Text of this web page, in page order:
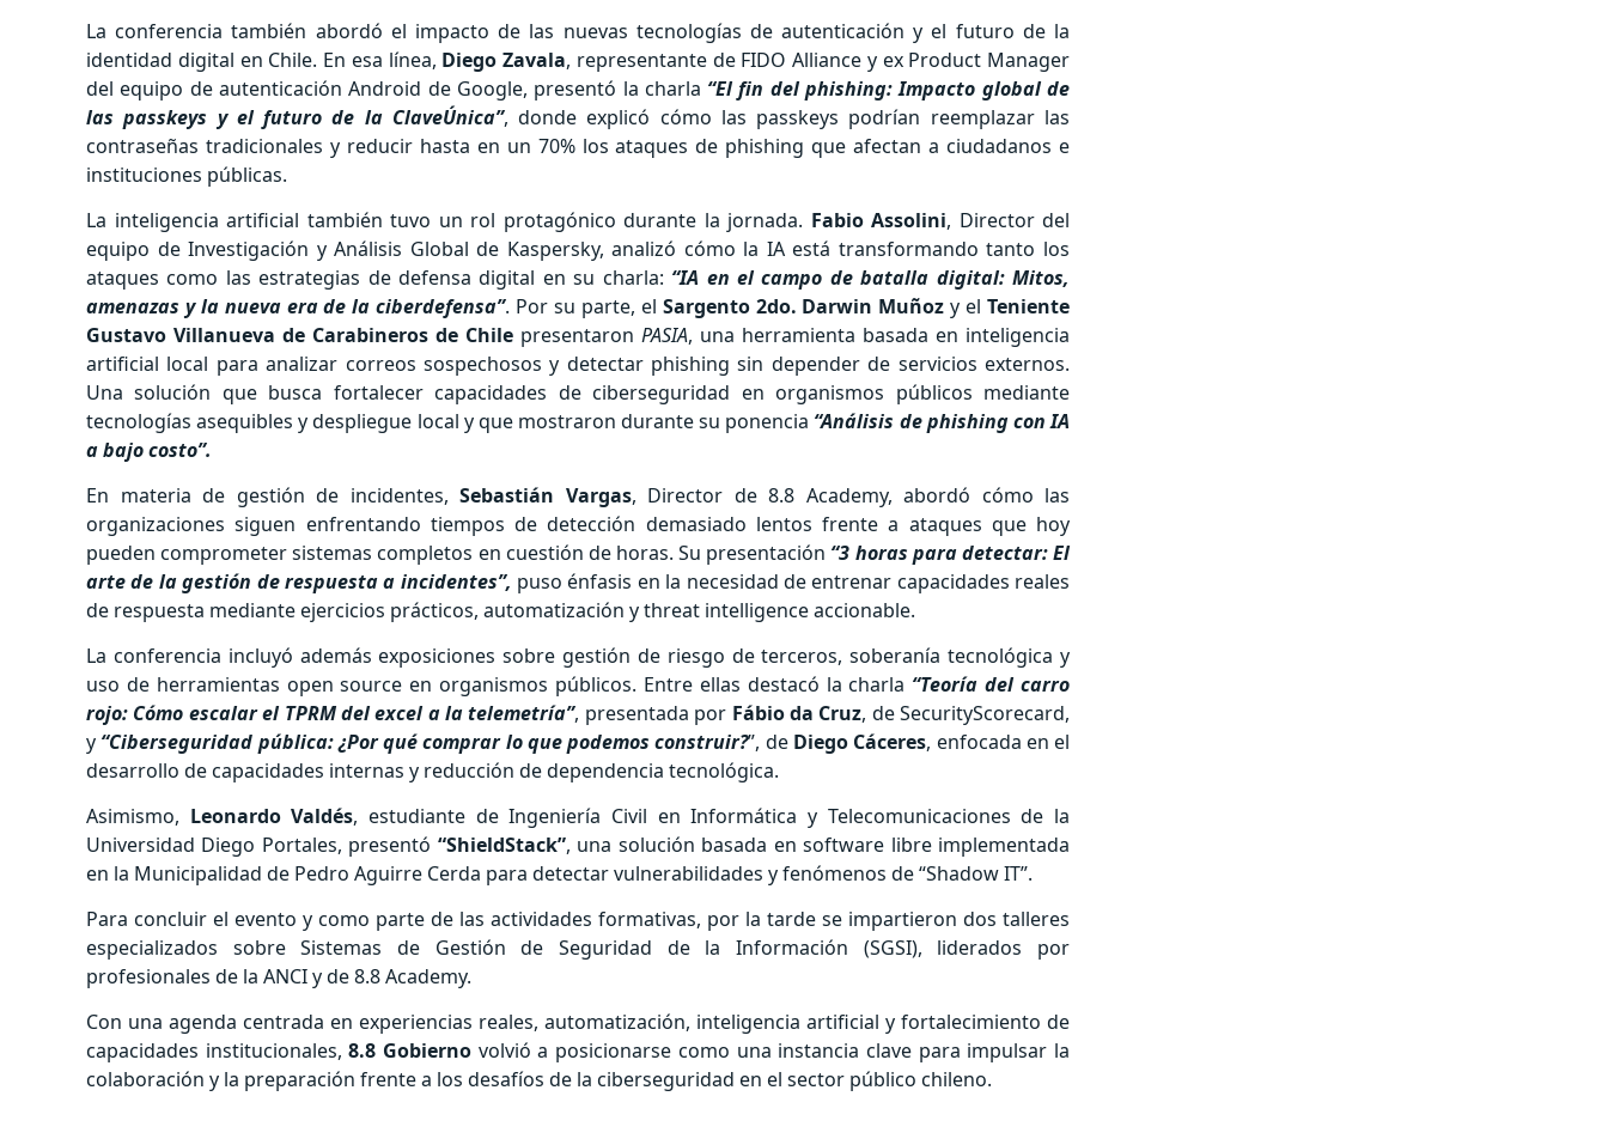
La conferencia también abordó el impacto de las nuevas tecnologías de autenticación y el futuro de la
identidad digital en Chile. En esa línea, Diego Zavala, representante de FIDO Alliance y ex Product Manager
del equipo de autenticación Android de Google, presentó la charla “El fin del phishing: Impacto global de
las passkeys y el futuro de la ClaveÚnica”, donde explicó cómo las passkeys podrían reemplazar las
contraseñas tradicionales y reducir hasta en un 70% los ataques de phishing que afectan a ciudadanos e
instituciones públicas.
La inteligencia artificial también tuvo un rol protagónico durante la jornada. Fabio Assolini, Director del
equipo de Investigación y Análisis Global de Kaspersky, analizó cómo la IA está transformando tanto los
ataques como las estrategias de defensa digital en su charla: “IA en el campo de batalla digital: Mitos,
amenazas y la nueva era de la ciberdefensa”. Por su parte, el Sargento 2do. Darwin Muñozy el Teniente
Gustavo Villanueva de Carabineros de Chile presentaron PASIA, una herramienta basada en inteligencia
artificial local para analizar correos sospechosos y detectar phishing sin depender de servicios externos.
Una solución que busca fortalecer capacidades de ciberseguridad en organismos públicos mediante
tecnologías asequibles y despliegue local y que mostraron durante su ponencia “Análisis de phishing con IA
a bajo costo”.
En materia de gestión de incidentes, Sebastián Vargas, Director de 8.8 Academy, abordó cómo las
organizaciones siguen enfrentando tiempos de detección demasiado lentos frente a ataques que hoy
pueden comprometer sistemas completos en cuestión de horas. Su presentación “3 horas para detectar: El
arte de la gestión de respuesta a incidentes”, puso énfasis en la necesidad de entrenar capacidades reales
de respuesta mediante ejercicios prácticos, automatización y threat intelligence accionable.
La conferencia incluyó además exposiciones sobre gestión de riesgo de terceros, soberanía tecnológica y
uso de herramientas open source en organismos públicos. Entre ellas destacó la charla “Teoría del carro
rojo: Cómo escalar el TPRM del excel a la telemetría”, presentada por Fábio da Cruz, de SecurityScorecard,
y “Ciberseguridad pública: ¿Por qué comprar lo que podemos construir?”, de Diego Cáceres, enfocada en el
desarrollo de capacidades internas y reducción de dependencia tecnológica.
Asimismo, Leonardo Valdés, estudiante de Ingeniería Civil en Informática y Telecomunicaciones de la
Universidad Diego Portales, presentó “ShieldStack”, una solución basada en software libre implementada
en la Municipalidad de Pedro Aguirre Cerda para detectar vulnerabilidades y fenómenos de “Shadow IT”.
Para concluir el evento y como parte de las actividades formativas, por la tarde se impartieron dos talleres
especializados sobre Sistemas de Gestión de Seguridad de la Información (SGSI), liderados por
profesionales de la ANCI y de 8.8 Academy.
Con una agenda centrada en experiencias reales, automatización, inteligencia artificial y fortalecimiento de
capacidades institucionales,8.8 Gobierno volvió a posicionarse como una instancia clave para impulsar la
colaboración y la preparación frente a los desafíos de la ciberseguridad en el sector público chileno.